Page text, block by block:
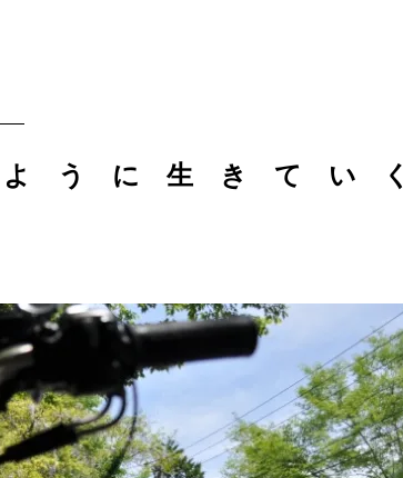
う に 生 き て い く